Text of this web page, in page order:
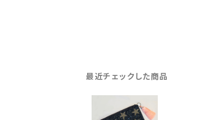
最近チェックした商品